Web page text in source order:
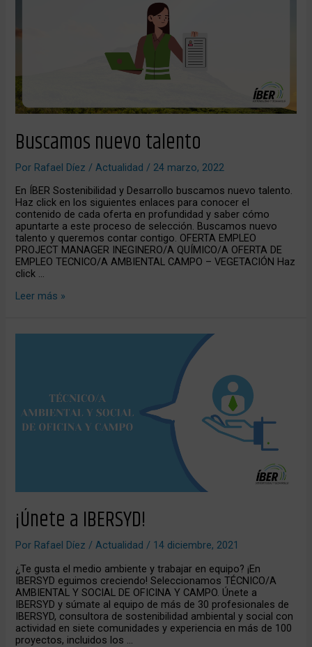
Buscamos nuevo talento
Por Rafael Díez/Actualidad / 24 marzo, 2022
En ÍBER Sostenibilidad y Desarrollo buscamos nuevo talento.
Haz click en los siguientes enlaces para conocer el
contenido de cada oferta en profundidad y saber cómo
apuntarte a este proceso de selección. Buscamos nuevo
talento y queremos contar contigo. OFERTA EMPLEO
PROJECT MANAGER INEGINERO/A QUÍMICO/A OFERTA DE
EMPLEO TECNICO/A AMBIENTAL CAMPO – VEGETACIÓN Haz
click …
Leer más »
¡Únete a IBERSYD!
Por Rafael Díez/Actualidad / 14 diciembre, 2021
¿Te gusta el medio ambiente y trabajar en equipo? ¡En
IBERSYD eguimos creciendo! Seleccionamos TÉCNICO/A
AMBIENTAL Y SOCIAL DE OFICINA Y CAMPO. Únete a
IBERSYD y súmate al equipo de más de 30 profesionales de
IBERSYD, consultora de sostenibilidad ambiental y social con
actividad en siete comunidades y experiencia en más de 100
proyectos, incluidos los …